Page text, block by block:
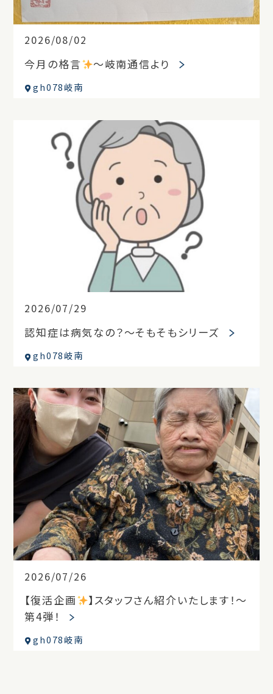
2026/08/02
今月の格言 ～岐南通信より
gh078岐南
2026/07/29
認知症は病気なの？～そもそもシリーズ
gh078岐南
2026/07/26
【復活企画
】スタッフさん紹介いたします！～
第4弾！
gh078岐南